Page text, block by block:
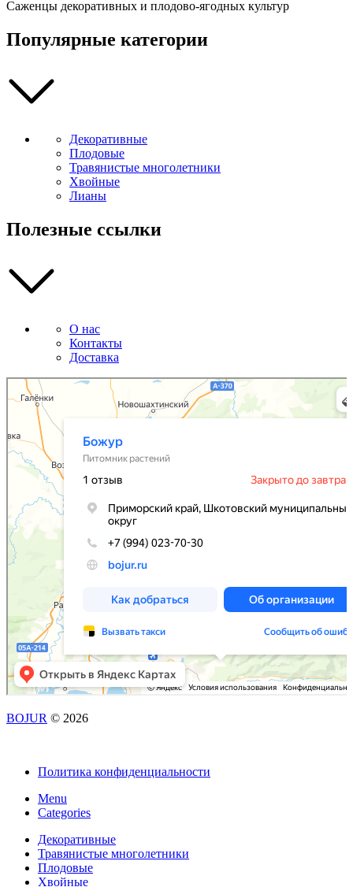
Саженцы декоративных и плодово-ягодных культур
Популярные категории
Декоративные
Плодовые
Травянистые многолетники
Хвойные
Лианы
Полезные ссылки
О нас
Контакты
Доставка
Божур
Питомник растений в Приморском крае
BOJUR © 2026
Политика конфиденциальности
Menu
Categories
Декоративные
Травянистые многолетники
Плодовые
Хвойные